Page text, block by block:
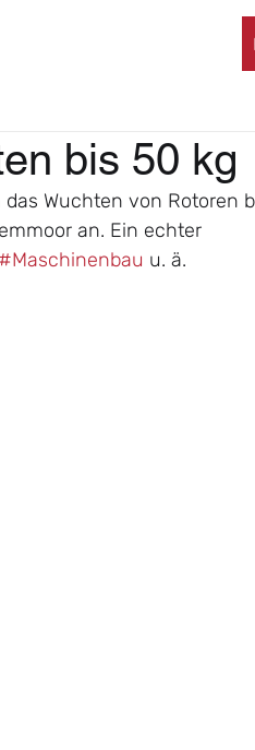
bis 50 kg
Wuchten von Rotoren
an. Ein echter
#Maschinenbau u. ä.